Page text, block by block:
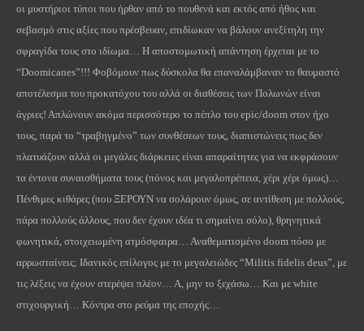
οι μυστήριοι τύποι που ήρθαν από το πουθενά και εκτός από ήθος και
σεβασμό στις αξίες που πρέσβευαν, επιδίωκαν να βάλουν ανεξίτηλη την
σφραγίδα τους στο ιδίωμα… Η αποστομωτική απάντηση έρχεται με το
“Doomicanes”!!! Φοβόμουν πως δύσκολα θα επαναλάμβαναν το θαυμαστό
αποτέλεσμα του προκατόχου του αλλά οι διαθέσεις των Πολωνών είναι
άγριες! Απλώνουν ακόμα περισσότερο το πέπλο του epic/doom στον ήχο
τους, παρά το “τραβηγμένο” των συνθέσεων τους, διαπιστώνεις πως δεν
πλατυάζουν αλλά οι μεγάλες διάρκειες είναι απαραίτητες για να εκφράσουν
τα έντονα συναισθήματα τους (πόνος και μεγαλοπρέπεια, χέρι χέρι όμως)…
Πένθιμες κιθάρες (που ΞΕΡΟΥΝ να σολάρουν όμως, σε αντίθεση με πολλούς,
πάρα πολλούς άλλους, που δεν έχουν ιδέα τι σημαίνει σόλο), θρηνητικά
φωνητικά, στοιχειωμένη ατμόσφαιρα… Αναθεματισμένο doom πόσο με
αρρωσταίνεις; Ιδανικός επίλογος με το μεγαλειώδες “Militis fidelis deus”, με
τις λέξεις να έχουν στερέψει πλέον… Α, μην το ξεχάσω… Και με white
στιχουργική… Κόντρα στο ρεύμα της εποχής…